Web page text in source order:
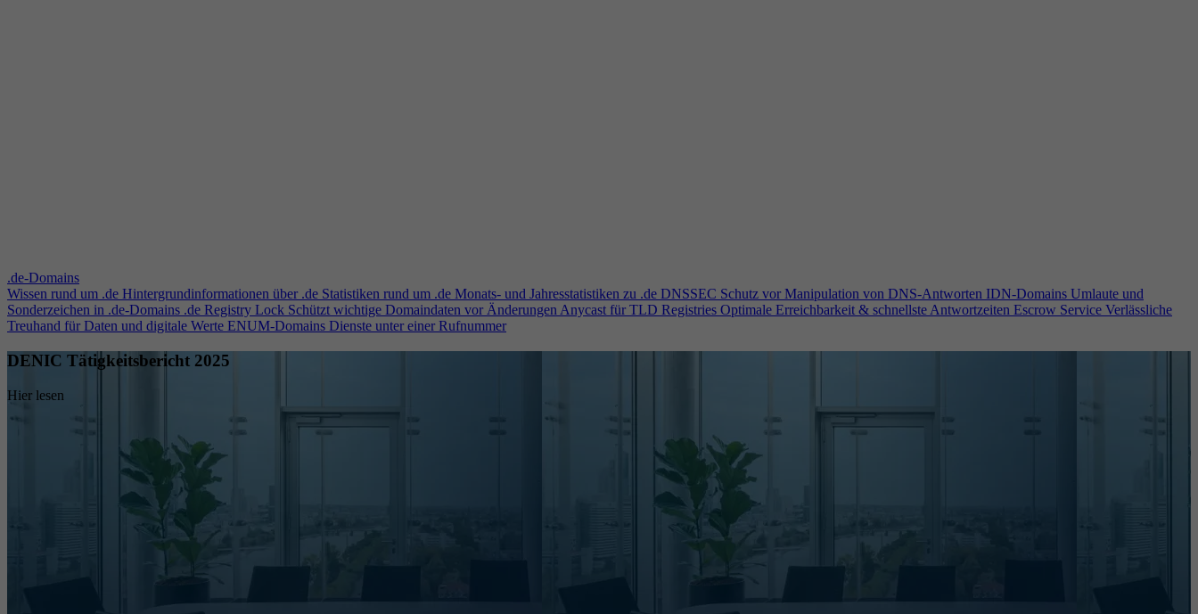
.de-Domains
Wissen rund um .de Hintergrundinformationen über .de Statistiken rund um .de Monats- und Jahresstatistiken zu .de DNSSEC Schutz vor Manipulation von DNS-Antworten IDN-Domains Umlaute und
Sonderzeichen in .de-Domains .de Registry Lock Schützt wichtige Domaindaten vor ÄnderungenAnycast für TLD Registries Optimale Erreichbarkeit & schnellste Antwortzeiten Escrow Service Verlässliche
Treuhand für Daten und digitale Werte ENUM-Domains Dienste unter einer Rufnummer
DENIC Tätigkeitsbericht 2025
Hier lesen